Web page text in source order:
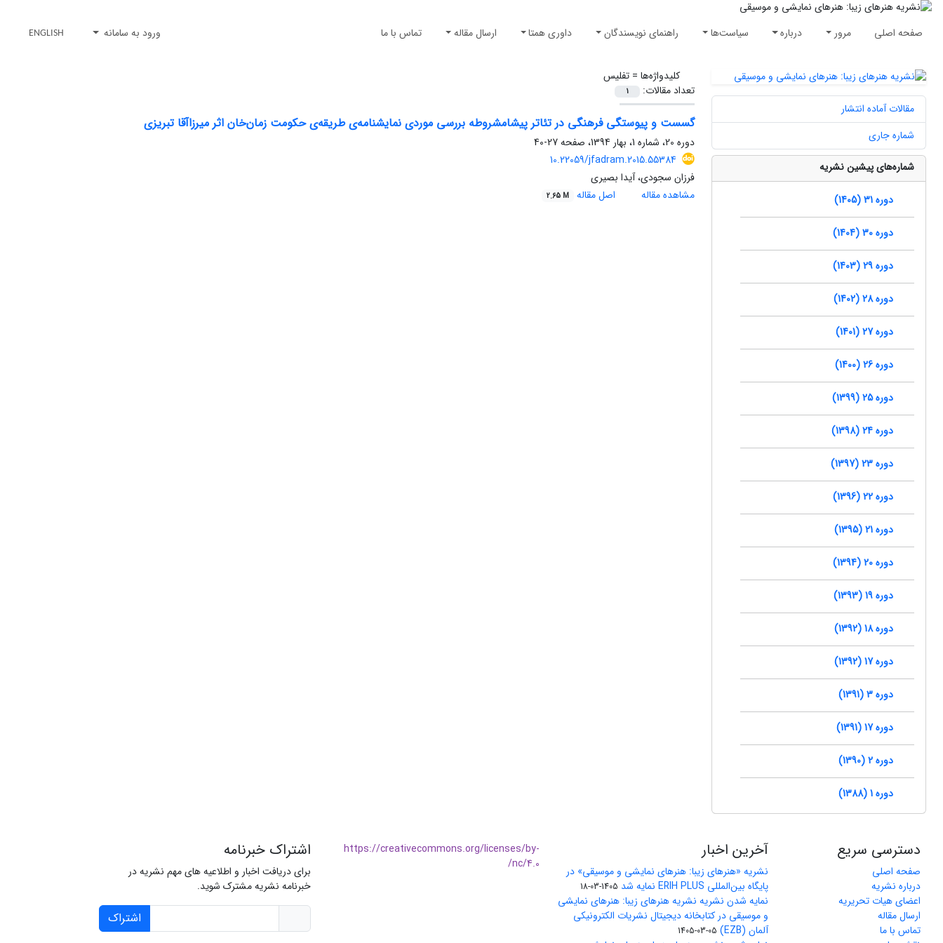
صفحه اصلی مرور درباره سیاست‌ها راهنمای نویسندگان داوری همتا ارسال مقاله تماس با ما ورود به سامانه ENGLISH
کلیدواژه‌ها =تفلیس
تعداد مقالات:
1
گسست و پیوستگی فرهنگی در تئاتر پیشامشروطه بررسی موردی نمایشنامه‌ی طریقه‌ی حکومت زمان‌خان اثر میرزاآقا تبریزی
دوره 20، شماره 1، بهار 1394، صفحه
27-40
10.22059/jfadram.2015.55384
فرزان سجودی، آیدا بصیری
مشاهده مقاله
اصل مقاله 2.65 M
مقالات آماده انتشار
شماره جاری
شماره‌های پیشین نشریه
دوره 31 (1405)
دوره 30 (1404)
دوره 29 (1403)
دوره 28 (1402)
دوره 27 (1401)
دوره 26 (1400)
دوره 25 (1399)
دوره 24 (1398)
دوره 23 (1397)
دوره 22 (1396)
دوره 21 (1395)
دوره 20 (1394)
دوره 19 (1393)
دوره 18 (1392)
دوره 17 (1392)
دوره 3 (1391)
دوره 17 (1391)
دوره 2 (1390)
دوره 1 (1388)
دسترسی سریع
صفحه اصلی
درباره نشریه
اعضای هیات تحریریه
ارسال مقاله
تماس با ما
آخرین اخبار
نشریه «هنرهای زیبا: هنرهای نمایشی و موسیقی» در
پایگاه بین‌المللی ERIH PLUS نمایه شد
1405-03-18
نمایه شدن نشریه نشریه هنرهای زیبا: هنرهای نمایشی
و موسیقی در کتابخانه دیجیتال نشریات الکترونیکی
آلمان (EZB)
1405-03-05
https://creativecommons.org/licenses/by-
nc/4.0/
اشتراک خبرنامه
برای دریافت اخبار و اطلاعیه های مهم نشریه در
خبرنامه نشریه مشترک شوید.
اشتراک